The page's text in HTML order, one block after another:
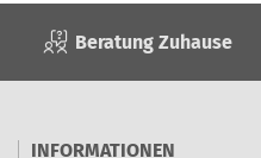
Beratung Zuhause
INFORMATIONEN